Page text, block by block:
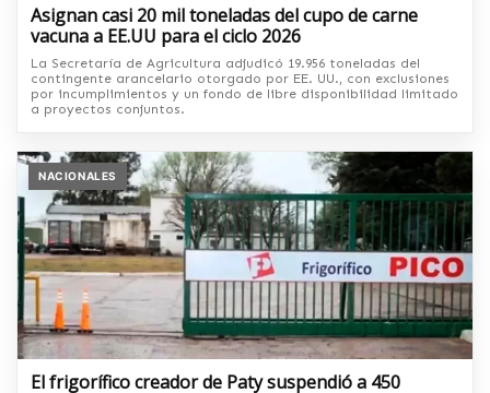
Asignan casi 20 mil toneladas del cupo de carne
vacuna a EE.UU para el ciclo 2026
La Secretaría de Agricultura adjudicó 19.956 toneladas del
contingente arancelario otorgado por EE. UU., con exclusiones
por incumplimientos y un fondo de libre disponibilidad limitado
a proyectos conjuntos.
NACIONALES
El frigorífico creador de Paty suspendió a 450